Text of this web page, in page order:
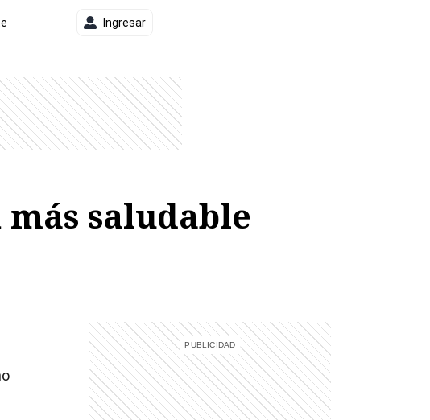
Ingresar
saludable